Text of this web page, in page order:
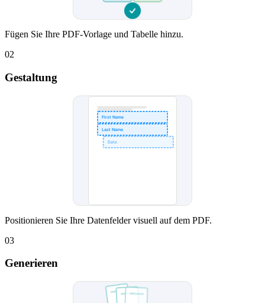
Fügen Sie Ihre PDF-Vorlage und Tabelle hinzu.
02
Gestaltung
First Name
Last Name
Date
Positionieren Sie Ihre Datenfelder visuell auf dem PDF.
03
Generieren